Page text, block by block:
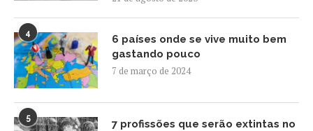
4
6 países onde se vive muito bem
gastando pouco
7 de março de 2024
5
7 profissões que serão extintas no